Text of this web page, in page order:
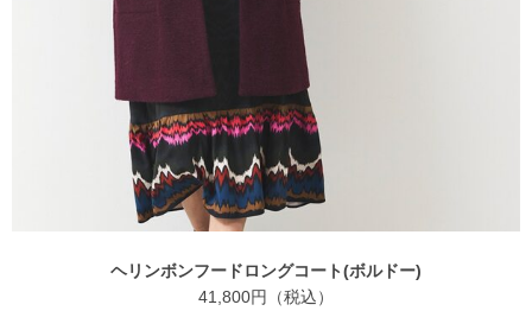
ヘリンボンフードロングコート(ボルドー)
41,800円（税込）